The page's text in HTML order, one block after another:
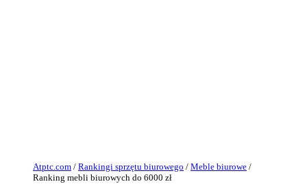
Atptc.com / Rankingi sprzętu biurowego / Meble biurowe /
Ranking mebli biurowych do 6000 zł